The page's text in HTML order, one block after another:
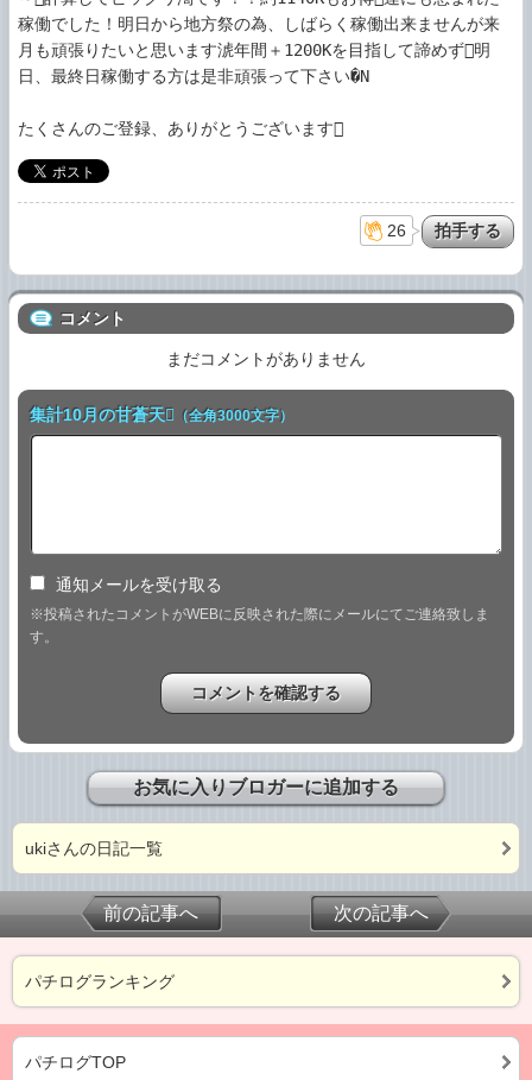
稼働でした！明日から地方祭の為、しばらく稼働出来ませんが来
月も頑張りたいと思います淲年間＋1200Kを目指して諦めず明
日、最終日稼働する方は是非頑張って下さい�N
たくさんのご登録、ありがとうございます
26
コメント
まだコメントがありません
集計10月の甘蒼天 （全角3000文字）
通知メールを受け取る
※投稿されたコメントがWEBに反映された際にメールにてご連絡致しま
す。
お気に入りブロガーに追加する
ukiさんの日記一覧
前の記事へ 次の記事へ
パチログランキング
パチログTOP